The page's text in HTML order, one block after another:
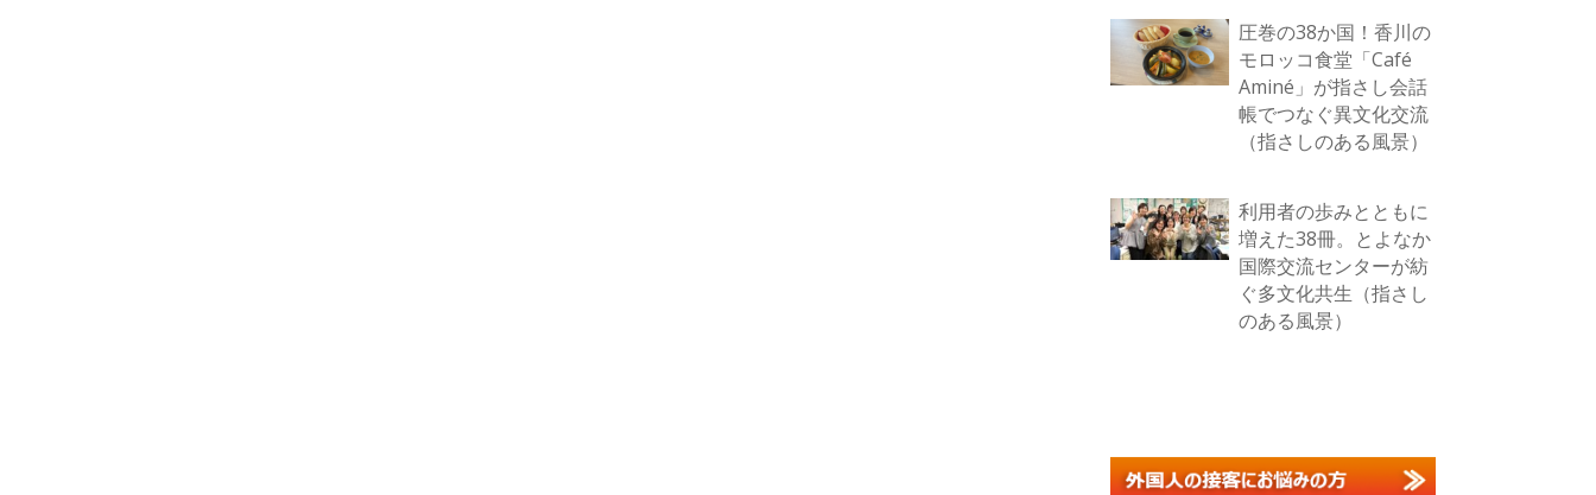
圧巻の38か国！香川の
モロッコ食堂「Café
Aminé」が指さし会話
帳でつなぐ異文化交流
（指さしのある風景）
利用者の歩みとともに
増えた38冊。とよなか
国際交流センターが紡
ぐ多文化共生（指さし
のある風景）